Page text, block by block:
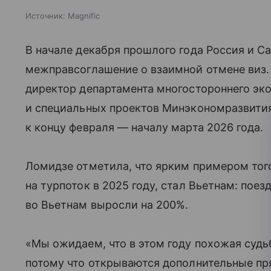
Источник: Magnific
В начале декабря прошлого года Россия и
межправсоглашение о взаимной отмене
директор департамента многостороннего
и специальных проектов
к концу февраля — началу марта 2026 года.
Ломидзе отметила, что ярким примером
на турпоток в 2025 году, стал Вьетнам:
во Вьетнам выросли на 200%.
«Мы ожидаем, что в этом году похожая
потому что открываются дополнительные